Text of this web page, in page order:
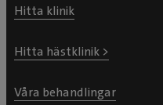
Hitta klinik
Hitta hästklinik >
Våra behandlingar